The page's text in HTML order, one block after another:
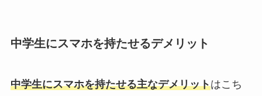
中学生にスマホを持たせるデメリット
中学生にスマホを持たせる主なデメリットはこち